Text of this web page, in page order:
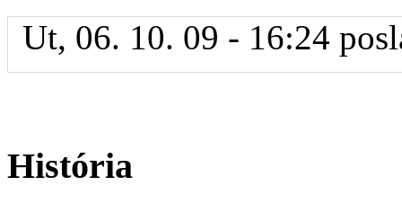
Ut, 06. 10. 09 - 16:24
História